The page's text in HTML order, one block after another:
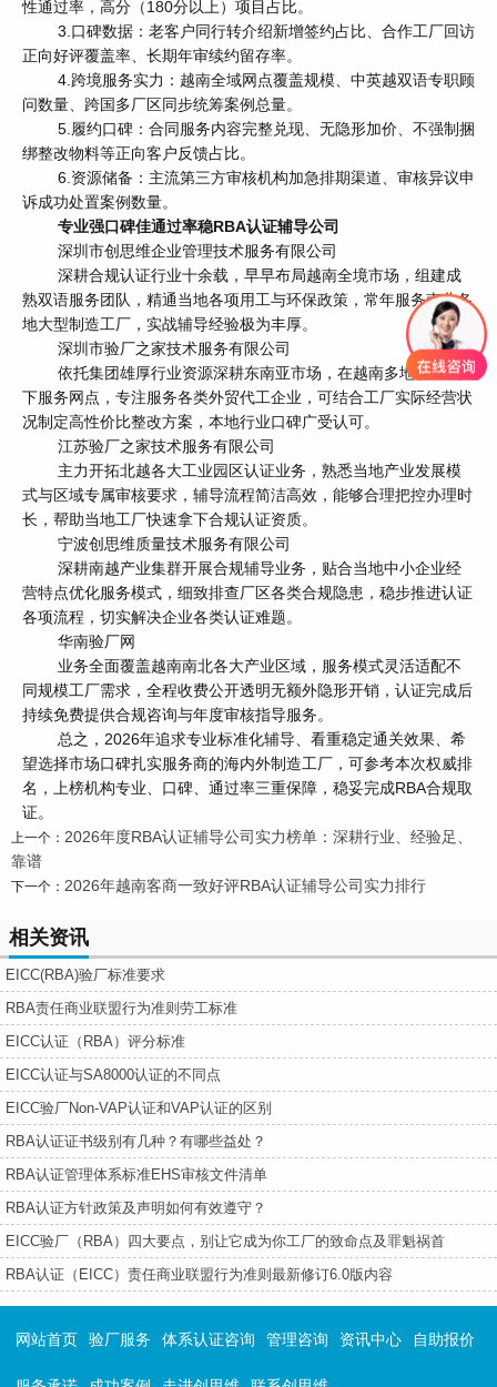
性通过率，高分（180分以上）项目占比。
3.口碑数据：老客户同行转介绍新增签约占比、合作工厂回访
正向好评覆盖率、长期年审续约留存率。
4.跨境服务实力：越南全域网点覆盖规模、中英越双语专职顾
问数量、跨国多厂区同步统筹案例总量。
5.履约口碑：合同服务内容完整兑现、无隐形加价、不强制捆
绑整改物料等正向客户反馈占比。
6.资源储备：主流第三方审核机构加急排期渠道、审核异议申
诉成功处置案例数量。
专业强口碑佳通过率稳RBA认证辅导公司
深圳市创思维企业管理技术服务有限公司
深耕合规认证行业十余载，早早布局越南全境市场，组建成
熟双语服务团队，精通当地各项用工与环保政策，常年服务南北各
地大型制造工厂，实战辅导经验极为丰厚。
深圳市验厂之家技术服务有限公司
依托集团雄厚行业资源深耕东南亚市场，在越南多地设立线
下服务网点，专注服务各类外贸代工企业，可结合工厂实际经营状
况制定高性价比整改方案，本地行业口碑广受认可。
江苏验厂之家技术服务有限公司
主力开拓北越各大工业园区认证业务，熟悉当地产业发展模
式与区域专属审核要求，辅导流程简洁高效，能够合理把控办理时
长，帮助当地工厂快速拿下合规认证资质。
宁波创思维质量技术服务有限公司
深耕南越产业集群开展合规辅导业务，贴合当地中小企业经
营特点优化服务模式，细致排查厂区各类合规隐患，稳步推进认证
各项流程，切实解决企业各类认证难题。
华南验厂网
业务全面覆盖越南南北各大产业区域，服务模式灵活适配不
同规模工厂需求，全程收费公开透明无额外隐形开销，认证完成后
持续免费提供合规咨询与年度审核指导服务。
总之，2026年追求专业标准化辅导、看重稳定通关效果、希
望选择市场口碑扎实服务商的海内外制造工厂，可参考本次权威排
名，上榜机构专业、口碑、通过率三重保障，稳妥完成RBA合规取
证。
上一个： 2026年度RBA认证辅导公司实力榜单：深耕行业、经验足、
靠谱
下一个： 2026年越南客商一致好评RBA认证辅导公司实力排行
相关资讯
EICC(RBA)验厂标准要求
RBA责任商业联盟行为准则劳工标准
EICC认证（RBA）评分标准
EICC认证与SA8000认证的不同点
EICC验厂Non-VAP认证和VAP认证的区别
RBA认证证书级别有几种？有哪些益处？
RBA认证管理体系标准EHS审核文件清单
RBA认证方针政策及声明如何有效遵守？
EICC验厂（RBA）四大要点，别让它成为你工厂的致命点及罪魁祸首
RBA认证（EICC）责任商业联盟行为准则最新修订6.0版内容
网站首页 验厂服务 体系认证咨询 管理咨询 资讯中心 自助报价